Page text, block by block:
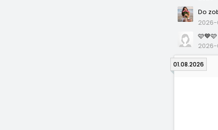
Do
🩷💙🩷
01.08.2026